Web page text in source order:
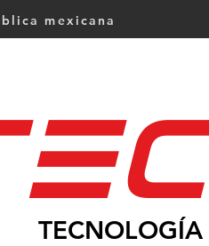
mexicana
TECNOLOGÍA